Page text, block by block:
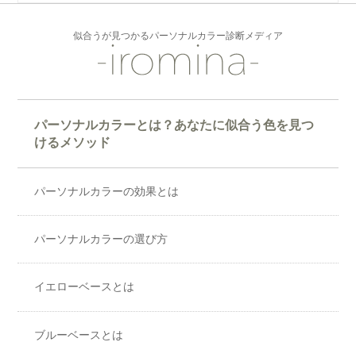
似合うが見つかるパーソナルカラー診断メディア
パーソナルカラーとは？あなたに似合う色を見つ
けるメソッド
パーソナルカラーの効果とは
パーソナルカラーの選び方
イエローベースとは
ブルーベースとは